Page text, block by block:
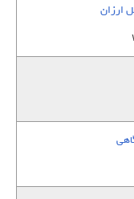
ارزان